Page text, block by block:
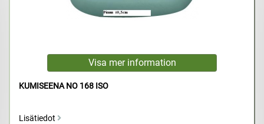
KUMISEENA NO 168 ISO
Lisätiedot